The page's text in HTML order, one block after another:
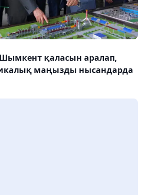
қаласын аралап,
маңызды нысандарда